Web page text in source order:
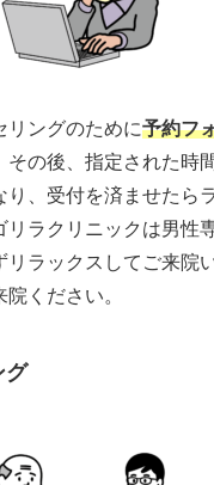
リングのために予約フ
その後、指定された時
り、受付を済ませたら
ラクリニックは男性
ラックスしてご来院
ください。
グ